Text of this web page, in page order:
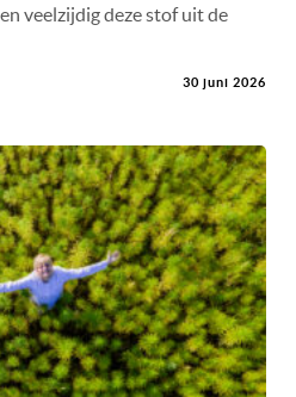
veelzijdig deze stof uit de
30 juni 2026